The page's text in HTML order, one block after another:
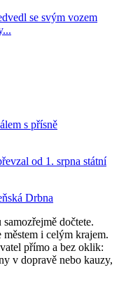
se svým vozem
s přísně
od 1. srpna státní
Drbna
dočtete.
i celým krajem.
přímo a bez oklik:
v dopravě nebo kauzy,